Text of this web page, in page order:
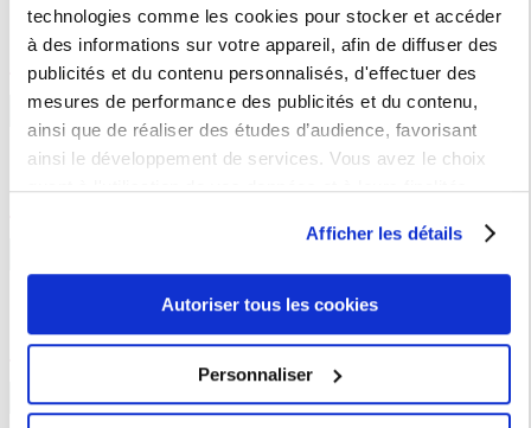
technologies comme les cookies pour stocker et accéder
à des informations sur votre appareil, afin de diffuser des
publicités et du contenu personnalisés, d'effectuer des
mesures de performance des publicités et du contenu,
ainsi que de réaliser des études d’audience, favorisant
ainsi le développement de services. Vous avez le choix
quant à l'utilisation de vos données et à leurs finalités.
moment en consultant la Déclaration relative aux cookies
ou en cliquant sur l'icône de confidentialité.
Si vous le permettez, nous aimerions également :
géographique qui peuvent être précises à plusieurs
mètres près
Afficher les détails
Autoriser tous les cookies
Personnaliser
Réseau de valorisation de la recherche publique C.U.R.I.E
Organisez vos événements
Louez un espace à la Sorbonne Nouvelle
Partenaires